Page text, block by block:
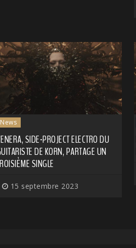
News
SIDE-PROJECT ELECTRO DU
DE KORN, PARTAGE UN
SINGLE
15 septembre 2023